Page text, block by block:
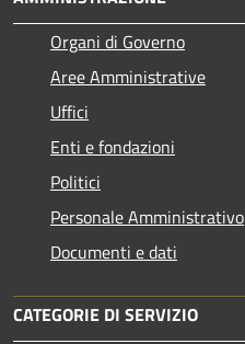
Organi di Governo
Aree Amministrative
Uffici
Enti e fondazioni
Politici
Personale Amministrativo
Documenti e dati
CATEGORIE DI SERVIZIO